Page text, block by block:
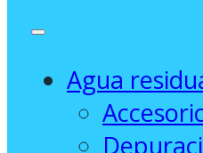
Agua